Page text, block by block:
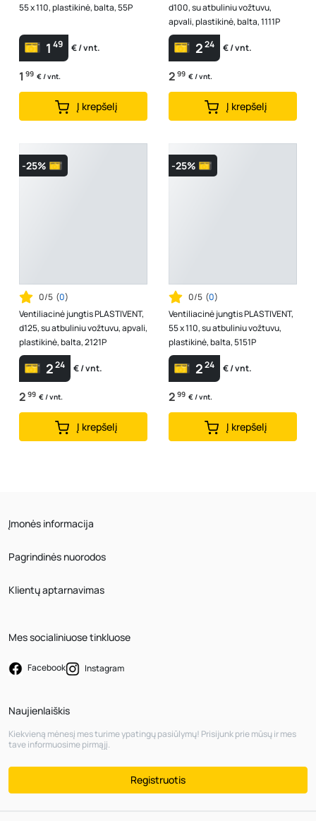
55 x 110, plastikinė, balta, 55P
1 49 € / vnt.
1 99 € / vnt.
Į krepšelį
d100, su atbuliniu vožtuvu,
apvali, plastikinė, balta, 1111P
224 € / vnt.
2 99 € / vnt.
Į krepšelį
-25%
0/5 (0)
Ventiliacinė jungtis PLASTIVENT,
d125, su atbuliniu vožtuvu, apvali,
plastikinė, balta, 2121P
224 € / vnt.
2 99 € / vnt.
Į krepšelį
-25%
0/5 (0)
Ventiliacinė jungtis PLASTIVENT,
55 x 110, su atbuliniu vožtuvu,
plastikinė, balta, 5151P
224 € / vnt.
2 99 € / vnt.
Į krepšelį
Įmonės informacija
Pagrindinės nuorodos
Klientų aptarnavimas
Mes socialiniuose tinkluose
Facebook Instagram
Naujienlaiškis
Kiekvieną mėnesį mes turime ypatingų pasiūlymų! Prisijunk prie mūsų ir mes
tave informuosime pirmąjį.
Registruotis